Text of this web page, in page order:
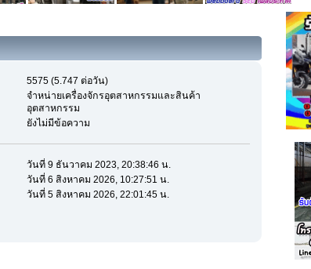
5575 (5.747 ต่อวัน)
จำหน่ายเครื่องจักรอุตสาหกรรมและสินค้า
อุตสาหกรรม
ยังไม่มีข้อความ
วันที่ 9 ธันวาคม 2023, 20:38:46 น.
วันที่ 6 สิงหาคม 2026, 10:27:51 น.
วันที่ 5 สิงหาคม 2026, 22:01:45 น.